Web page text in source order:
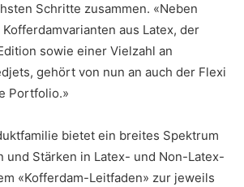
Schritte zusammen. «Neben
aus Latex, der
sowie einer Vielzahl an
gehört von nun an auch der Flexi
Portfolio.»
bietet ein breites Spektrum
und Stärken in Latex- und Non-Latex-
«Kofferdam-Leitfaden» zur jeweils